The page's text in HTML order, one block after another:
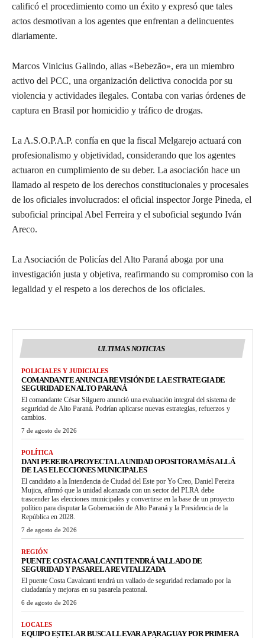
calificó el procedimiento como un éxito y expresó que tales
actos desmotivan a los agentes que enfrentan a delincuentes
diariamente.
Marcos Vinicius Galindo, alias «Bebezão», era un miembro
activo del PCC, una organización delictiva conocida por su
violencia y actividades ilegales. Contaba con varias órdenes de
captura en Brasil por homicidio y tráfico de drogas.
La A.S.O.P.A.P. confía en que la fiscal Melgarejo actuará con
profesionalismo y objetividad, considerando que los agentes
actuaron en cumplimiento de su deber. La asociación hace un
llamado al respeto de los derechos constitucionales y procesales
de los oficiales involucrados: el oficial inspector Jorge Pineda, el
suboficial principal Abel Ferreira y el suboficial segundo Iván
Areco.
La Asociación de Policías del Alto Paraná aboga por una
investigación justa y objetiva, reafirmando su compromiso con la
legalidad y el respeto a los derechos de los oficiales.
ULTIMAS NOTICIAS
POLICIALES Y JUDICIALES
COMANDANTE ANUNCIA REVISIÓN DE LA ESTRATEGIA DE
SEGURIDAD EN ALTO PARANÁ
El comandante César Silguero anunció una evaluación integral del sistema de
seguridad de Alto Paraná. Podrían aplicarse nuevas estrategias, refuerzos y
cambios.
7 de agosto de 2026
POLÍTICA
DANI PEREIRA PROYECTA LA UNIDAD OPOSITORA MÁS ALLÁ
DE LAS ELECCIONES MUNICIPALES
El candidato a la Intendencia de Ciudad del Este por Yo Creo, Daniel Pereira
Mujica, afirmó que la unidad alcanzada con un sector del PLRA debe
trascender las elecciones municipales y convertirse en la base de un proyecto
político para disputar la Gobernación de Alto Paraná y la Presidencia de la
República en 2028.
7 de agosto de 2026
REGIÓN
PUENTE COSTA CAVALCANTI TENDRÁ VALLADO DE
SEGURIDAD Y PASARELA REVITALIZADA
El puente Costa Cavalcanti tendrá un vallado de seguridad reclamado por la
ciudadanía y mejoras en su pasarela peatonal.
6 de agosto de 2026
LOCALES
EQUIPO ESTELAR BUSCA LLEVAR A PARAGUAY POR PRIMERA